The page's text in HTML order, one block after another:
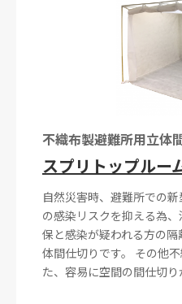
不織布製避難所用立体
スプリトップルー
自然災害時、避難所での
の感染リスクを抑える為
保と感染が疑われる方の
体間仕切りです。 その他
た、容易に空間の間仕切り